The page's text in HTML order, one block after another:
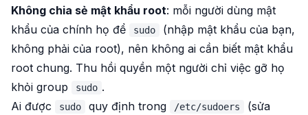
Không chia sẻ mật khẩu root: mỗi người dùng mật
khẩu của chính họ để sudo
(nhập mật khẩu của bạn,
không phải của root), nên không ai cần biết mật khẩu
root chung. Thu hồi quyền một người chỉ việc gỡ họ
khỏi group
sudo .
Ai được
sudo quy định trong /etc/sudoers
(sửa